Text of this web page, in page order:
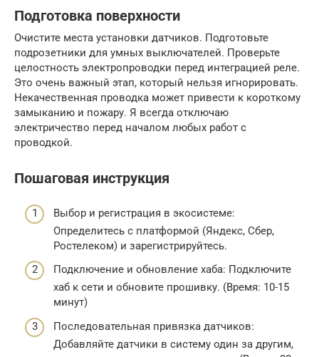
Подготовка поверхности
Очистите места установки датчиков. Подготовьте
подрозетники для умных выключателей. Проверьте
целостность электропроводки перед интеграцией реле.
Это очень важный этап, который нельзя игнорировать.
Некачественная проводка может привести к короткому
замыканию и пожару. Я всегда отключаю
электричество перед началом любых работ с
проводкой.
Пошаговая инструкция
Выбор и регистрация в экосистеме:
Определитесь с платформой (Яндекс, Сбер,
Ростелеком) и зарегистрируйтесь.
Подключение и обновление хаба: Подключите
хаб к сети и обновите прошивку. (Время: 10-15
минут)
Последовательная привязка датчиков:
Добавляйте датчики в систему один за другим,